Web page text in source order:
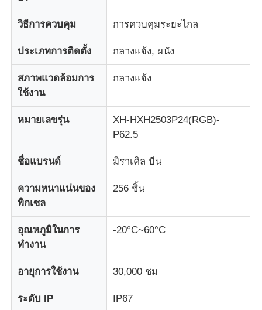
จอแสดงผล LED Mesh
หน้าจอฟิล์มโปร่งใส LED
จอแสดงผล LED โปร่งใส
หน้าจอกระจังหน้า LED
วิธีการควบคุม การควบคุมระยะไกล
ประเภทการติดตั้ง กลางแจ้ง, ผนัง
สภาพแวดล้อมการ
ใช้งาน
กลางแจ้ง
หมายเลขรุ่น
XH-HXH2503P24(RGB)-
P62.5
ชื่อแบรนด์ มิราเคิล บีน
ความหนาแน่นของ
พิกเซล
256 ชิ้น
อุณหภูมิในการ
ทำงาน
-20°C~60°C
อายุการใช้งาน 30,000 ชม
ระดับ IP IP67